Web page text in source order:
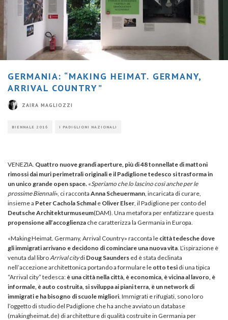
GERMANIA: “MAKING HEIMAT. GERMANY,
ARRIVAL COUNTRY”
ZAIRA MAGLIOZZI
BIENNALE 2016 I PADIGLIONI NAZIONALI
VENEZIA. Quattro nuove grandi aperture, più di 48 tonnellate di mattoni
rimossi dai muri perimetrali originali e il Padiglione tedesco si trasforma in
un unico grande open space. «Speriamo che lo lascino così anche per le
prossime Biennali», ci racconta Anna Scheuermann, incaricata di curare,
insieme a Peter Cachola Schmal e Oliver Elser, il Padiglione per conto del
Deutsche Architekturmuseum(DAM). Una metafora per enfatizzare questa
propensione all’accoglienza che caratterizza la Germania in Europa.
«Making Heimat. Germany, Arrival Country» racconta le città tedesche dove
gli immigrati arrivano e decidono di cominciare una nuova vita. L’ispirazione è
venuta dal libroArrival citydi Doug Saunders ed è stata declinata
nell’accezione architettonica portando a formulare le otto tesi di una tipica
“Arrival city” tedesca: è una città nella città, è economica, è vicina al lavoro, è
informale, è auto costruita, si sviluppa ai piani terra, è un network di
immigrati e ha bisogno di scuole migliori. Immigrati e rifugiati, sono loro
l’oggetto di studio del Padiglione che ha anche avviato un database
(makingheimat.de) di architetture di qualità costruite in Germania per